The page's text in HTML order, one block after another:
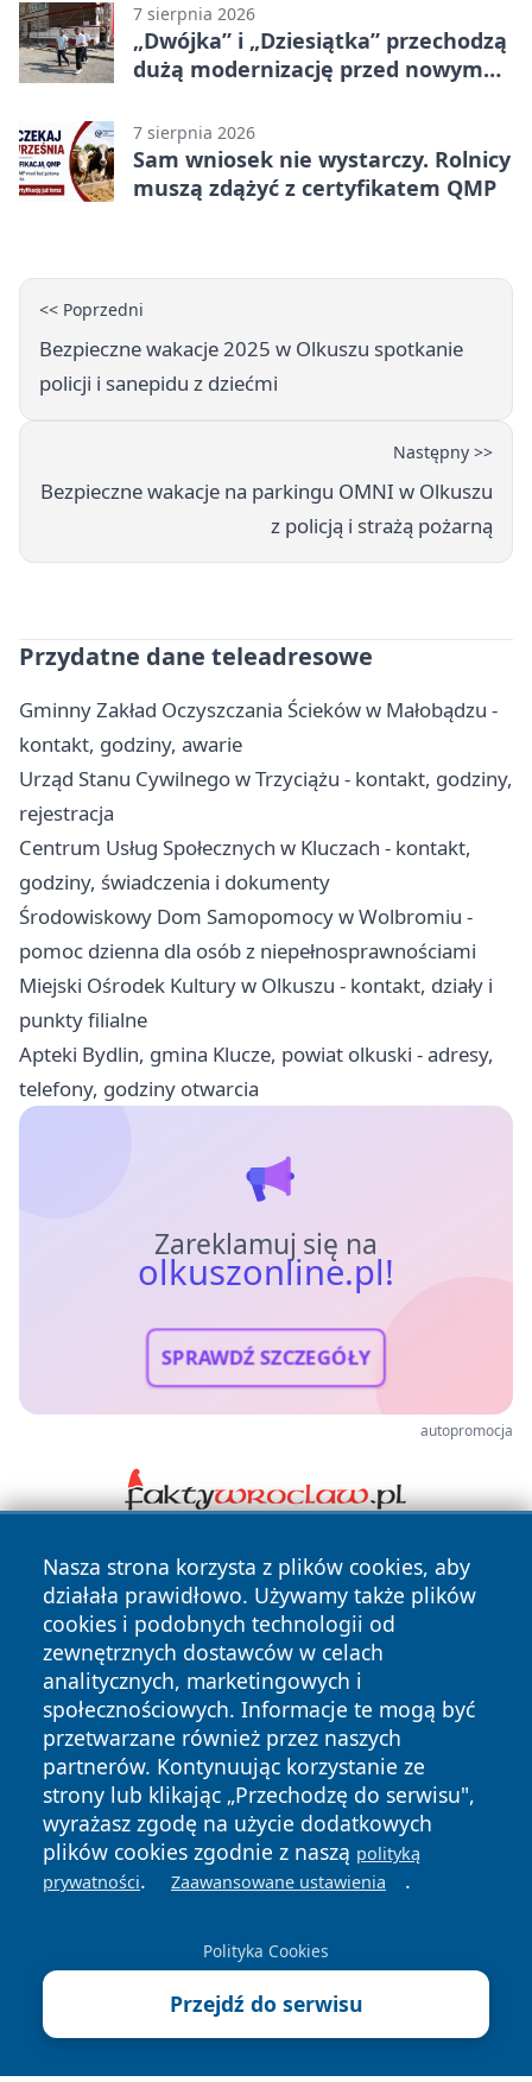
7 sierpnia 2026
„Dwójka” i „Dziesiątka” przechodzą
dużą modernizację przed nowym
7 sierpnia 2026
Sam wniosek nie wystarczy. Rolnicy
muszą zdążyć z certyfikatem QMP
<< Poprzedni
Bezpieczne wakacje 2025 w Olkuszu spotkanie
policji i sanepidu z dziećmi
Następny >>
Bezpieczne wakacje na parkingu OMNI w Olkuszu
z policją i strażą pożarną
Przydatne dane teleadresowe
Gminny Zakład Oczyszczania Ścieków w Małobądzu -
kontakt, godziny, awarie
Urząd Stanu Cywilnego w Trzyciążu - kontakt, godziny,
rejestracja
Centrum Usług Społecznych w Kluczach - kontakt,
godziny, świadczenia i dokumenty
Środowiskowy Dom Samopomocy w Wolbromiu -
pomoc dzienna dla osób z niepełnosprawnościami
Miejski Ośrodek Kultury w Olkuszu - kontakt, działy i
punkty filialne
Apteki Bydlin, gmina Klucze, powiat olkuski - adresy,
telefony, godziny otwarcia
Zareklamuj się na
olkuszonline.pl!
SPRAWDŹ SZCZEGÓŁY
autopromocja
Nasza strona korzysta z plików cookies, aby
działała prawidłowo. Używamy także plików
cookies i podobnych technologii od
zewnętrznych dostawców w celach
analitycznych, marketingowych i
społecznościowych. Informacje te mogą być
przetwarzane również przez naszych
partnerów. Kontynuując korzystanie ze
strony lub klikając „Przechodzę do serwisu",
wyrażasz zgodę na użycie dodatkowych
plików cookies zgodnie z naszą polityką
prywatności. Zaawansowane ustawienia .
Polityka Cookies
Przejdź do serwisu
Copyright © 2026 olkuszonline.pl Wszystkie prawa
zastrzeżone.
News Autorzy
Polityka
Prywatności
Polityka
Cookies